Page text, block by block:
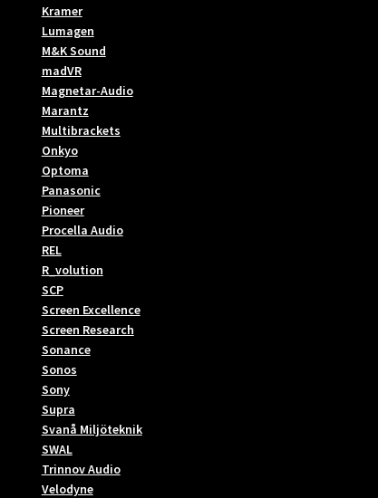
Kramer
Lumagen
M&K Sound
madVR
Magnetar-Audio
Marantz
Multibrackets
Onkyo
Optoma
Panasonic
Pioneer
Procella Audio
REL
R_volution
SCP
Screen Excellence
Screen Research
Sonance
Sonos
Sony
Supra
Svanå Miljöteknik
SWAL
Trinnov Audio
Velodyne